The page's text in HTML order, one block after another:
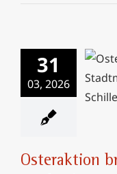
31
03, 2026
Osteraktion